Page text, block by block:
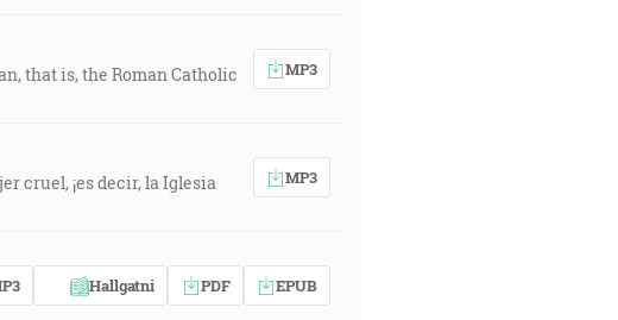
that is, the Roman Catholic
MP3
cruel, ¡es decir, la Iglesia
MP3
Hallgatni PDF EPUB